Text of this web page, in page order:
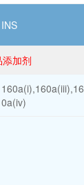
INS
加剂
160a(i),160a(iii),16
0a(iv)